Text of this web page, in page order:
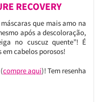
RECOVERY
que mais amo na
após a descoloração,
no cuscuz quente”! É
cabelos porosos!
compre aqui)! Tem resenha